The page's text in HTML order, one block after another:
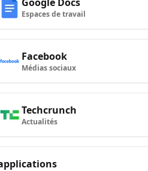
Espaces de travail
Facebook
Médias sociaux
Techcrunch
Actualités